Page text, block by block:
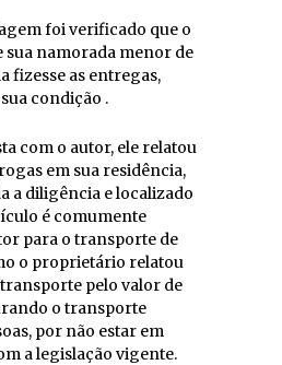
foi verificado que o
sua namorada menor de
fizesse as entregas,
condição .
com o autor, ele relatou
em sua residência,
a diligência e localizado
é comumente
para o transporte de
o proprietário relatou
pelo valor de
o transporte
por não estar em
a legislação vigente.